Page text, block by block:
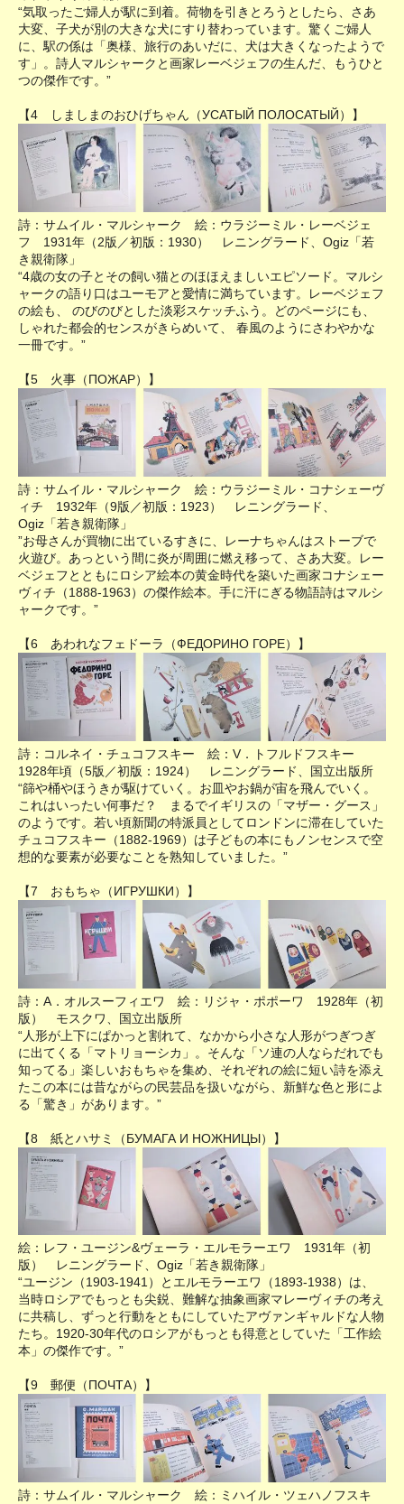
“気取ったご婦人が駅に到着。荷物を引きとろうとしたら、さあ
大変、子犬が別の大きな犬にすり替わっています。驚くご婦人
に、駅の係は「奥様、旅行のあいだに、犬は大きくなったようで
す」。詩人マルシャークと画家レーベジェフの生んだ、もうひと
つの傑作です。”
【4 しましまのおひげちゃん（УСАТЫЙ ПОЛОСАТЫЙ）】
詩：サムイル・マルシャーク 絵：ウラジーミル・レーベジェ
フ 1931年（2版／初版：1930） レニングラード、Ogiz「若
き親衛隊」
“4歳の女の子とその飼い猫とのほほえましいエピソード。マルシ
ャークの語り口はユーモアと愛情に満ちています。レーベジェフ
の絵も、 のびのびとした淡彩スケッチふう。どのページにも、
しゃれた都会的センスがきらめいて、 春風のようにさわやかな
一冊です。”
【5 火事（ПОЖАР）】
詩：サムイル・マルシャーク 絵：ウラジーミル・コナシェーヴ
ィチ 1932年（9版／初版：1923） レニングラード、
Ogiz「若き親衛隊」
”お母さんが買物に出ているすきに、レーナちゃんはストーブで
火遊び。あっという間に炎が周囲に燃え移って、さあ大変。レー
ベジェフとともにロシア絵本の黄金時代を築いた画家コナシェー
ヴィチ（1888-1963）の傑作絵本。手に汗にぎる物語詩はマルシ
ャークです。”
【6 あわれなフェドーラ（ФЕДОРИНО ГОРЕ）】
詩：コルネイ・チュコフスキー 絵：V．トフルドフスキー
1928年頃（5版／初版：1924） レニングラード、国立出版所
“篩や桶やほうきが駆けていく。お皿やお鍋が宙を飛んでいく。
これはいったい何事だ？ まるでイギリスの「マザー・グース」
のようです。若い頃新聞の特派員としてロンドンに滞在していた
チュコフスキー（1882-1969）は子どもの本にもノンセンスで空
想的な要素が必要なことを熟知していました。”
【7 おもちゃ（ИГРУШКИ）】
詩：A．オルスーフィエワ 絵：リジャ・ポポーワ 1928年（初
版） モスクワ、国立出版所
“人形が上下にぱかっと割れて、なかから小さな人形がつぎつぎ
に出てくる「マトリョーシカ」。そんな「ソ連の人ならだれでも
知ってる」楽しいおもちゃを集め、それぞれの絵に短い詩を添え
たこの本には昔ながらの民芸品を扱いながら、新鮮な色と形によ
る「驚き」があります。”
【8 紙とハサミ（БУМАГА И НОЖНИЦЫ）】
絵：レフ・ユージン&ヴェーラ・エルモラーエワ 1931年（初
版） レニングラード、Ogiz「若き親衛隊」
“ユージン（1903-1941）とエルモラーエワ（1893-1938）は、
当時ロシアでもっとも尖鋭、難解な抽象画家マレーヴィチの考え
に共稿し、ずっと行動をともにしていたアヴァンギャルドな人物
たち。1920-30年代のロシアがもっとも得意としていた「工作絵
本」の傑作です。”
【9 郵便（ПОЧТА）】
詩：サムイル・マルシャーク 絵：ミハイル・ツェハノフスキ